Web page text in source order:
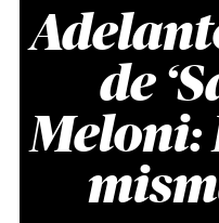
de
Meloni: